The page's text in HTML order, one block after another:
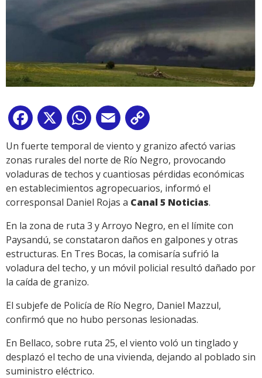
Facebook
X WhatsApp
Email
Link
Un fuerte temporal de viento y granizo afectó varias
zonas rurales del norte de Río Negro, provocando
voladuras de techos y cuantiosas pérdidas económicas
en establecimientos agropecuarios, informó el
corresponsal Daniel Rojas a Canal 5 Noticias.
En la zona de ruta 3 y Arroyo Negro, en el límite con
Paysandú, se constataron daños en galpones y otras
estructuras. En Tres Bocas, la comisaría sufrió la
voladura del techo, y un móvil policial resultó dañado por
la caída de granizo.
El subjefe de Policía de Río Negro, Daniel Mazzul,
confirmó que no hubo personas lesionadas.
En Bellaco, sobre ruta 25, el viento voló un tinglado y
desplazó el techo de una vivienda, dejando al poblado sin
suministro eléctrico.